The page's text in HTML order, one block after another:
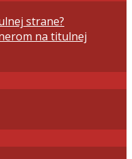
strane?
na titulnej